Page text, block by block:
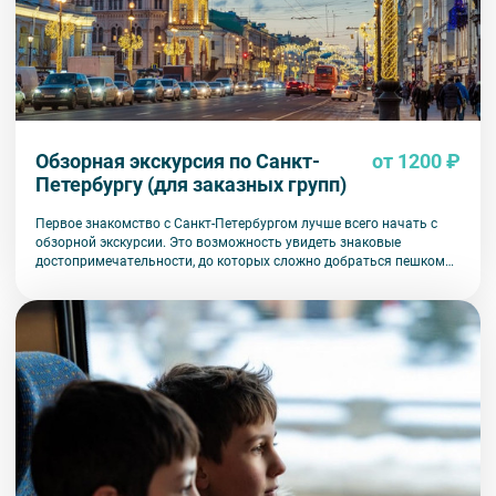
Обзорная экскурсия по Санкт-
Петербургу (для заказных групп)
от 1200 ₽
Первое знакомство с Санкт-Петербургом лучше всего начать с
обзорной экскурсии. Это возможность увидеть знаковые
достопримечательности, до которых сложно добраться пешком